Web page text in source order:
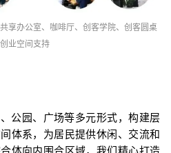
享办公室、咖啡厅、创客学院、创客圆桌
业空间支持
公园、广场等多元形式，构建层
体系， 为居民提供休闲、交流和